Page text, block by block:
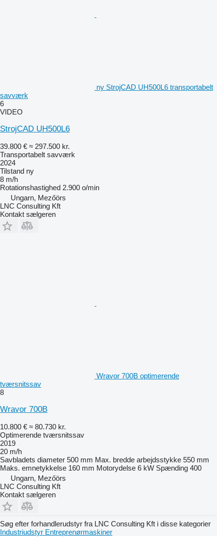
ny StrojCAD UH500L6 transportabelt
savværk
6
VIDEO
StrojCAD UH500L6
39.800 € ≈ 297.500 kr.
Transportabelt savværk
2024
Tilstand ny
8 m/h
Rotationshastighed 2.900 o/min
Ungarn, Mezőörs
LNC Consulting Kft
Kontakt sælgeren
Wravor 700B optimerende
tværsnitssav
8
Wravor 700B
10.800 € ≈ 80.730 kr.
Optimerende tværsnitssav
2019
20 m/h
Savbladets diameter 500 mm Max. bredde arbejdsstykke 550 mm
Maks. emnetykkelse 160 mm Motorydelse 6 kW Spænding 400
Ungarn, Mezőörs
LNC Consulting Kft
Kontakt sælgeren
Søg efter forhandlerudstyr fra LNC Consulting Kft i disse kategorier
Industriudstyr Entreprenørmaskiner